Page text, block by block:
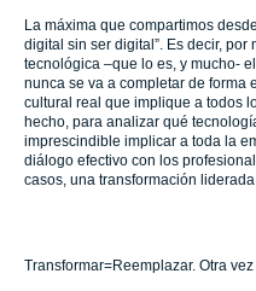
La máxima que compartimos
digital sin ser digital”. Es decir,
tecnológica –que lo es, y mucho-
nunca se va a completar de forma
cultural real que implique a todos
hecho, para analizar qué
imprescindible implicar a toda la
diálogo efectivo con los
casos, una transformación
Transformar=Reemplazar. Otra